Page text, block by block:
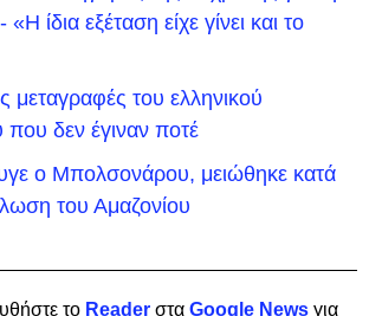
ίδια εξέταση είχε γίνει και το
μεταγραφές του ελληνικού
δεν έγιναν ποτέ
ο Μπολσονάρου, μειώθηκε κατά
του Αμαζονίου
το Reader στα Google News για